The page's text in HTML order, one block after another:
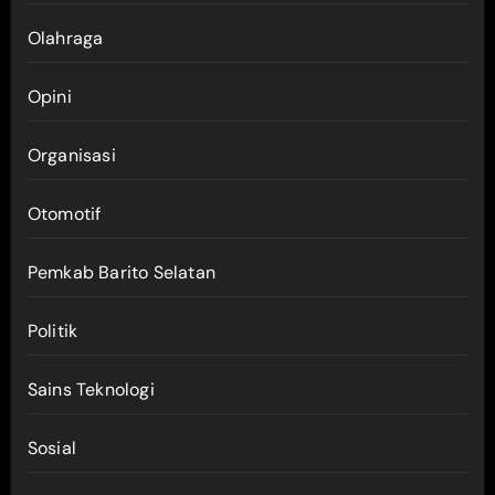
Olahraga
Opini
Organisasi
Otomotif
Pemkab Barito Selatan
Politik
Sains Teknologi
Sosial